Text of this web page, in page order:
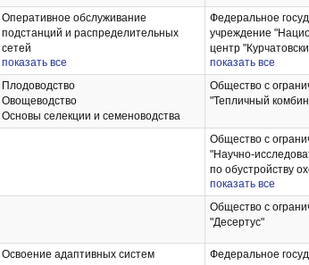
Оперативное обслуживание
подстанций и распределительных
сетей
Диагностика электротехнического
оборудования электрических сетей
Физика
показать все
Федеральное
учреждение
центр
Отделение Физико-
имени К.А.
микроэлектроники
показать все
Плодоводство
Овощеводство
Основы селекции и семеноводства
Общество с
"Тепличный
Общество с
"Научно-
по обустройству
показать все
Общество с
"Десертус"
Освоение адаптивных систем
Федеральное